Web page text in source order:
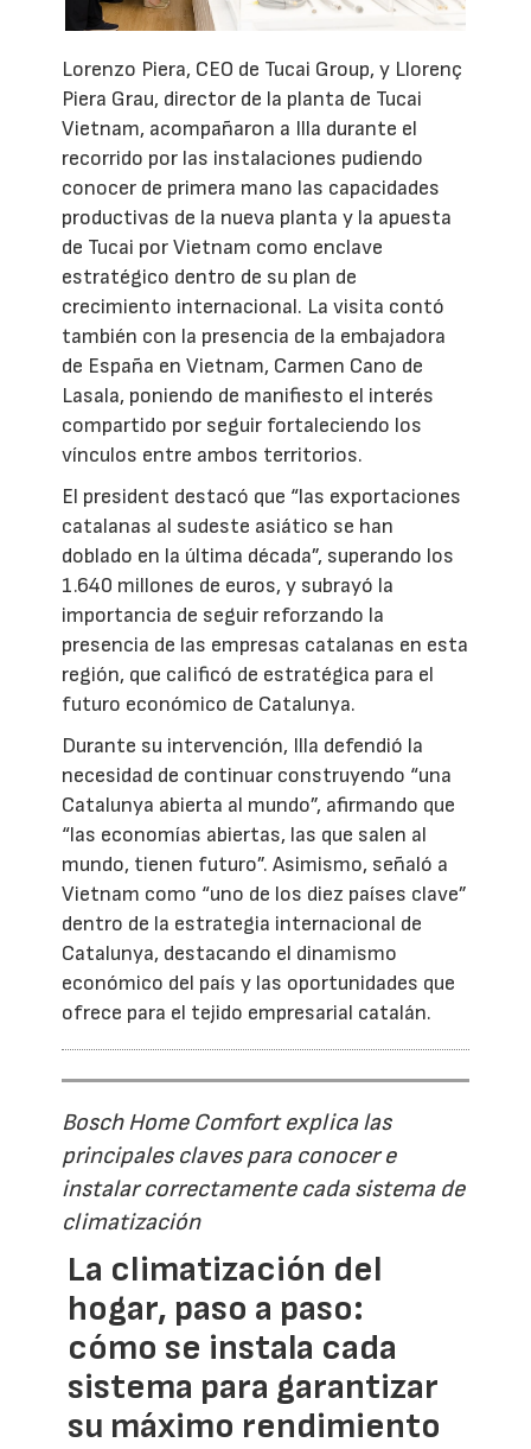
Lorenzo Piera, CEO de Tucai Group, y Llorenç
Piera Grau, director de la planta de Tucai
Vietnam, acompañaron a Illa durante el
recorrido por las instalaciones pudiendo
conocer de primera mano las capacidades
productivas de la nueva planta y la apuesta
de Tucai por Vietnam como enclave
estratégico dentro de su plan de
crecimiento internacional. La visita contó
también con la presencia de la embajadora
de España en Vietnam, Carmen Cano de
Lasala, poniendo de manifiesto el interés
compartido por seguir fortaleciendo los
vínculos entre ambos territorios.
El president destacó que “las exportaciones
catalanas al sudeste asiático se han
doblado en la última década”, superando los
1.640 millones de euros, y subrayó la
importancia de seguir reforzando la
presencia de las empresas catalanas en esta
región, que calificó de estratégica para el
futuro económico de Catalunya.
Durante su intervención, Illa defendió la
necesidad de continuar construyendo “una
Catalunya abierta al mundo”, afirmando que
“las economías abiertas, las que salen al
mundo, tienen futuro”. Asimismo, señaló a
Vietnam como “uno de los diez países clave”
dentro de la estrategia internacional de
Catalunya, destacando el dinamismo
económico del país y las oportunidades que
ofrece para el tejido empresarial catalán.
Bosch Home Comfort explica las
principales claves para conocer e
instalar correctamente cada sistema de
climatización
La climatización del
hogar, paso a paso:
cómo se instala cada
sistema para garantizar
su máximo rendimiento